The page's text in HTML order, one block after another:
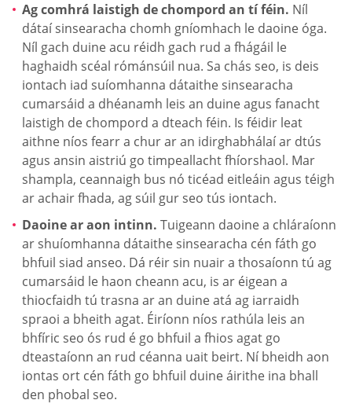
Ag comhrá laistigh de chompord an tí féin. Níl
dátaí sinsearacha chomh gníomhach le daoine óga.
Níl gach duine acu réidh gach rud a fhágáil le
haghaidh scéal rómánsúil nua. Sa chás seo, is deis
iontach iad suíomhanna dátaithe sinsearacha
cumarsáid a dhéanamh leis an duine agus fanacht
laistigh de chompord a dteach féin. Is féidir leat
aithne níos fearr a chur ar an idirghabhálaí ar dtús
agus ansin aistriú go timpeallacht fhíorshaol. Mar
shampla, ceannaigh bus nó ticéad eitleáin agus téigh
ar achair fhada, ag súil gur seo tús iontach.
Daoine ar aon intinn. Tuigeann daoine a chláraíonn
ar shuíomhanna dátaithe sinsearacha cén fáth go
bhfuil siad anseo. Dá réir sin nuair a thosaíonn tú ag
cumarsáid le haon cheann acu, is ar éigean a
thiocfaidh tú trasna ar an duine atá ag iarraidh
spraoi a bheith agat. Éiríonn níos rathúla leis an
bhfíric seo ós rud é go bhfuil a fhios agat go
dteastaíonn an rud céanna uait beirt. Ní bheidh aon
iontas ort cén fáth go bhfuil duine áirithe ina bhall
den phobal seo.